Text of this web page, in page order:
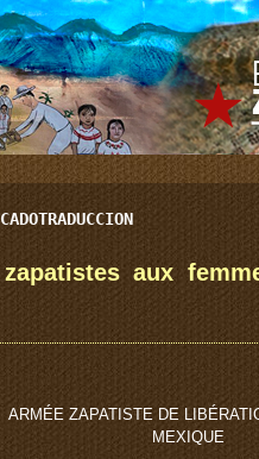
aux
ARMÉE ZAPATISTE DE
MEXIQUE